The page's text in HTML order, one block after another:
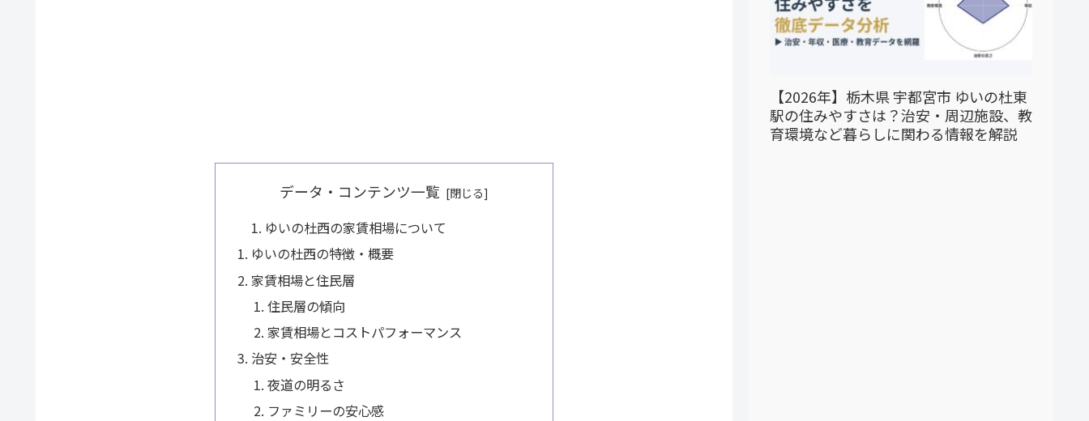
データ・コンテンツ一覧
ゆいの杜西の家賃相場について
ゆいの杜西の特徴・概要
家賃相場と住民層
住民層の傾向
家賃相場とコストパフォーマンス
治安・安全性
夜道の明るさ
ファミリーの安心感
【2026年】栃木県 宇都宮市 ゆいの杜東
駅の住みやすさは？治安・周辺施設、教
育環境など暮らしに関わる情報を解説